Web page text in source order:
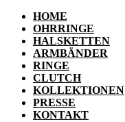
HOME
OHRRINGE
HALSKETTEN
ARMBÄNDER
RINGE
CLUTCH
KOLLEKTIONEN
PRESSE
KONTAKT